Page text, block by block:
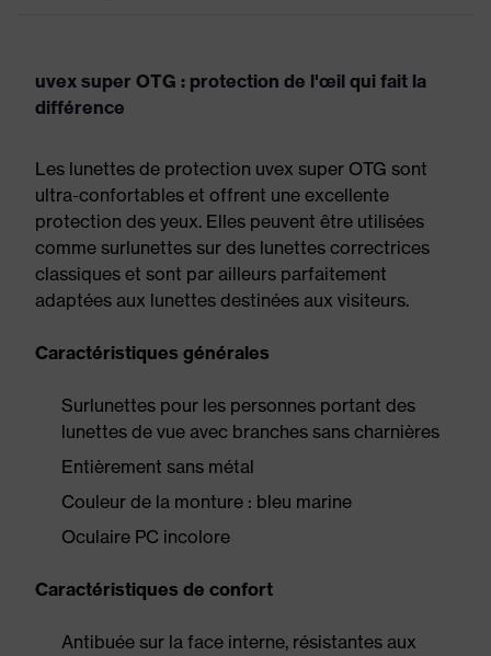
uvex super OTG : protection de l'œil qui fait la
différence
Les lunettes de protection uvex super OTG sont
ultra-confortables et offrent une excellente
protection des yeux. Elles peuvent être utilisées
comme surlunettes sur des lunettes correctrices
classiques et sont par ailleurs parfaitement
adaptées aux lunettes destinées aux visiteurs.
Caractéristiques générales
Surlunettes pour les personnes portant des
lunettes de vue avec branches sans charnières
Entièrement sans métal
Couleur de la monture : bleu marine
Oculaire PC incolore
Caractéristiques de confort
Antibuée sur la face interne, résistantes aux